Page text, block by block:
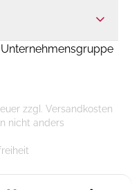
Unternehmensgruppe
zzgl. Versandkosten
nicht anders